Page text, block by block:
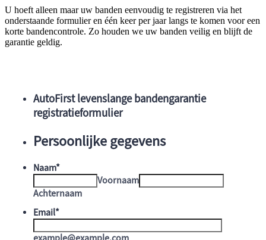
U hoeft alleen maar uw banden eenvoudig te registreren via het
onderstaande formulier en één keer per jaar langs te komen voor een
korte bandencontrole. Zo houden we uw banden veilig en blijft de
garantie geldig.